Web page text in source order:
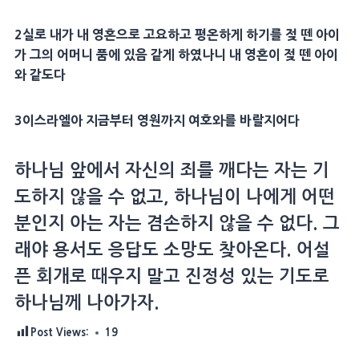
2실로 내가 내 영혼으로 고요하고 평온하게 하기를 젖 뗀 아이
가 그의 어머니 품에 있음 같게 하였나니 내 영혼이 젖 뗀 아이
와 같도다
3이스라엘아 지금부터 영원까지 여호와를 바랄지어다
하나님 앞에서 자신의 죄를 깨다는 자는 기
도하지 않을 수 없고, 하나님이 나에게 어떤
분인지 아는 자는 겸손하지 않을 수 없다. 그
래야 용서도 응답도 소망도 찾아온다. 어설
픈 회개로 때우지 말고 진정성 있는 기도로
하나님께 나아가자.
Post Views: 19